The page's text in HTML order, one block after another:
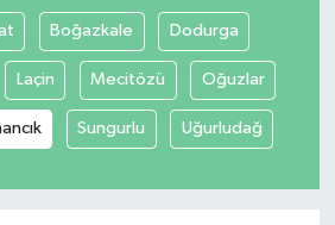
Boğazkale Dodurga
Laçin Mecitözü Oğuzlar
Sungurlu Uğurludağ